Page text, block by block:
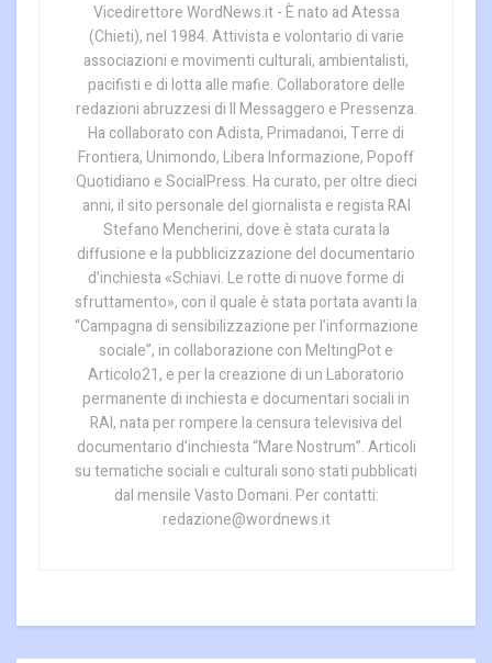
Vicedirettore WordNews.it - È nato ad Atessa
(Chieti), nel 1984. Attivista e volontario di varie
associazioni e movimenti culturali, ambientalisti,
pacifisti e di lotta alle mafie. Collaboratore delle
redazioni abruzzesi di Il Messaggero e Pressenza.
Ha collaborato con Adista, Primadanoi, Terre di
Frontiera, Unimondo, Libera Informazione, Popoff
Quotidiano e SocialPress. Ha curato, per oltre dieci
anni, il sito personale del giornalista e regista RAI
Stefano Mencherini, dove è stata curata la
diffusione e la pubblicizzazione del documentario
d’inchiesta «Schiavi. Le rotte di nuove forme di
sfruttamento», con il quale è stata portata avanti la
“Campagna di sensibilizzazione per l’informazione
sociale”, in collaborazione con MeltingPot e
Articolo21, e per la creazione di un Laboratorio
permanente di inchiesta e documentari sociali in
RAI, nata per rompere la censura televisiva del
documentario d’inchiesta “Mare Nostrum”. Articoli
su tematiche sociali e culturali sono stati pubblicati
dal mensile Vasto Domani. Per contatti:
redazione@wordnews.it